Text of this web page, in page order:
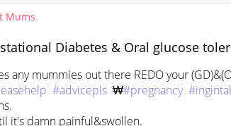
Mums
Diabetes & Oral glucose
any mummies out there REDO your
#advicepls
  ₩
#pregnancy
it's damn painful&swollen.